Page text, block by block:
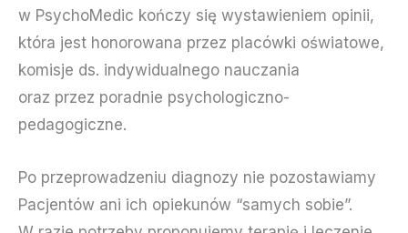
w PsychoMedic kończy się wystawieniem opinii,
która jest honorowana przez placówki oświatowe,
komisje ds. indywidualnego nauczania
oraz przez poradnie psychologiczno-
pedagogiczne.
Po przeprowadzeniu diagnozy nie pozostawiamy
Pacjentów ani ich opiekunów “samych sobie”.